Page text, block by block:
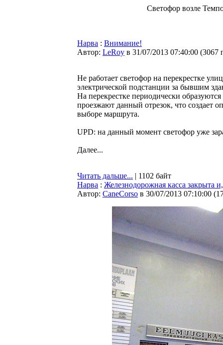
Светофор возле
Нарва : Внимание!
Автор: LeRoy в 31/07/2013 07:40:00 (3067
Не работает светофор на перекрестке
электрической подстанции за бывшим
На перекрестке периодически
проезжают данный отрезок, что создает
выборе маршрута.
UPD: на данный момент светофор уже
Далее...
Читать дальше... | 1102 байт
Нарва : Железнодорожная касса закрыта
Автор: CaneCorso в 30/07/2013 07:10:00 (